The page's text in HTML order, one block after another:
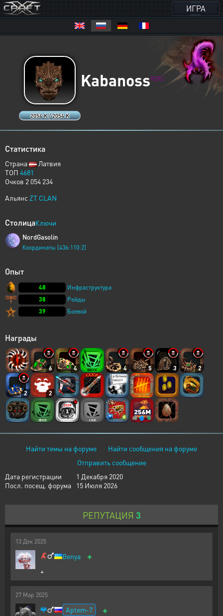
ИГРА
2054 K / 2054 K
KabanossXERJ
Статистика
Страна
Латвия
ТОП 4681
Очков 2 054 234
Альянс ZT CLAN
СтолицаКлючи
NordGasolin
Координаты [436:110:2]
Опыт
48
Инфраструктура
38
Рейды
39
Боевой
Награды
6 4 4 5 3 2
2 2
Найти темы на форуме
Найти сообщения на форуме
Отправить сообщение
Дата регистрации
1 Декабря 2020
Посл. посещ. форума
15 Июля 2026
РЕПУТАЦИЯ 3
13 Дек 2025
Benya +
+
27 Мар 2025
Aptem-7 +